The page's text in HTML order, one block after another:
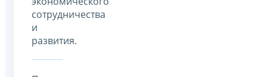
сотрудничества
и
развития.